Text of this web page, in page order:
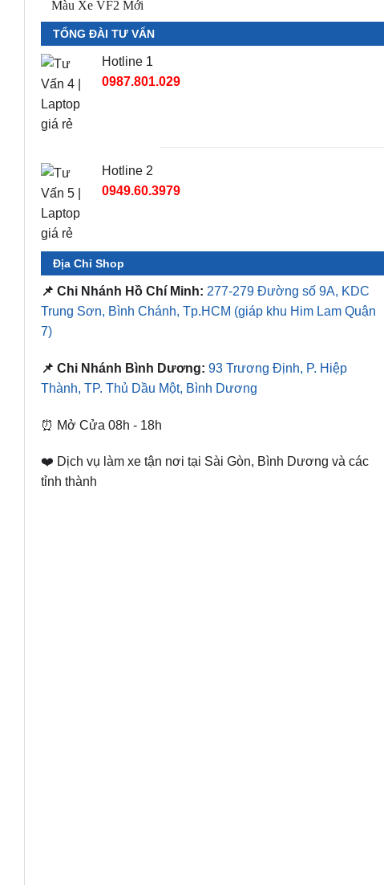
TỔNG ĐÀI TƯ VẤN
Hotline 1
0987.801.029
Hotline 2
0949.60.3979
Địa Chỉ Shop
📌 Chi Nhánh Hồ Chí Minh: 277-279 Đường số 9A, KDC
Trung Sơn, Bình Chánh, Tp.HCM (giáp khu Him Lam Quận
7)
📌 Chi Nhánh Bình Dương: 93 Trương Định, P. Hiệp
Thành, TP. Thủ Dầu Một, Bình Dương
⏰ Mở Cửa 08h - 18h
❤️ Dịch vụ làm xe tận nơi tại Sài Gòn, Bình Dương và các
tỉnh thành